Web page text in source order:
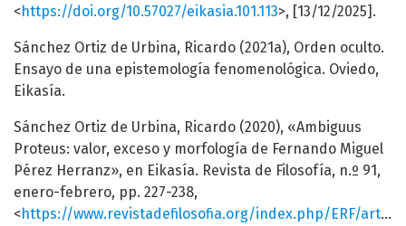
<https://doi.org/10.57027/eikasia.101.113>, [13/12/2025].
Sánchez Ortiz de Urbina, Ricardo (2021a), Orden oculto.
Ensayo de una epistemología fenomenológica. Oviedo,
Eikasía.
Sánchez Ortiz de Urbina, Ricardo (2020), «Ambiguus
Proteus: valor, exceso y morfología de Fernando Miguel
Pérez Herranz», en Eikasía. Revista de Filosofía, n.º 91,
enero-febrero, pp. 227-238,
<https://www.revistadefilosofia.org/index.php/ERF/article/view/550